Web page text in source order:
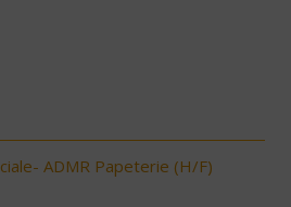
ADMR Papeterie (H/F)